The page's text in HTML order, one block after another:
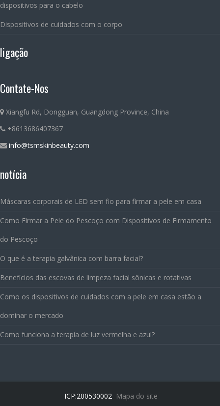
dispositivos para o cabelo
Dispositivos de cuidados com o corpo
ligação
Contate-Nos
Xiangfu Rd, Dongguan, Guangdong Province, China
+8613686407367
info@tsmskinbeauty.com
notícia
Máscaras corporais de LED sem fio para firmar a pele em casa
Como Firmar a Pele do Pescoço com Dispositivos de Firmamento
do Pescoço
O que é a terapia galvânica com barra facial?
Benefícios das escovas de limpeza facial sônicas e rotativas
Como os dispositivos de cuidados com a pele em casa estão a
dominar o mercado
Como funciona a terapia de luz vermelha e azul?
ICP:200530002 Mapa do site